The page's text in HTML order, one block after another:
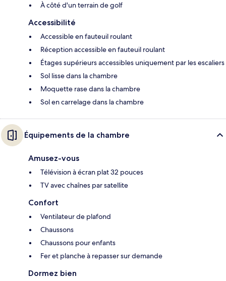
À côté d'un terrain de golf
Accessibilité
Accessible en fauteuil roulant
Réception accessible en fauteuil roulant
Étages supérieurs accessibles uniquement par les escaliers
Sol lisse dans la chambre
Moquette rase dans la chambre
Sol en carrelage dans la chambre
Équipements de la chambre
Amusez-vous
Télévision à écran plat 32 pouces
TV avec chaînes par satellite
Confort
Ventilateur de plafond
Chaussons
Chaussons pour enfants
Fer et planche à repasser sur demande
Dormez bien